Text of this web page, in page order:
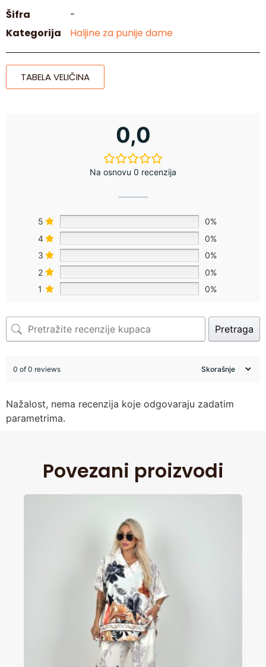
Šifra
-
Kategorija
Haljine za punije dame
TABELA VELIČINA
0,0
Na osnovu 0 recenzija
5
0%
4
0%
3
0%
2
0%
1
0%
Pretraga
0 of 0 reviews
Nažalost, nema recenzija koje odgovaraju zadatim
parametrima.
Povezani proizvodi